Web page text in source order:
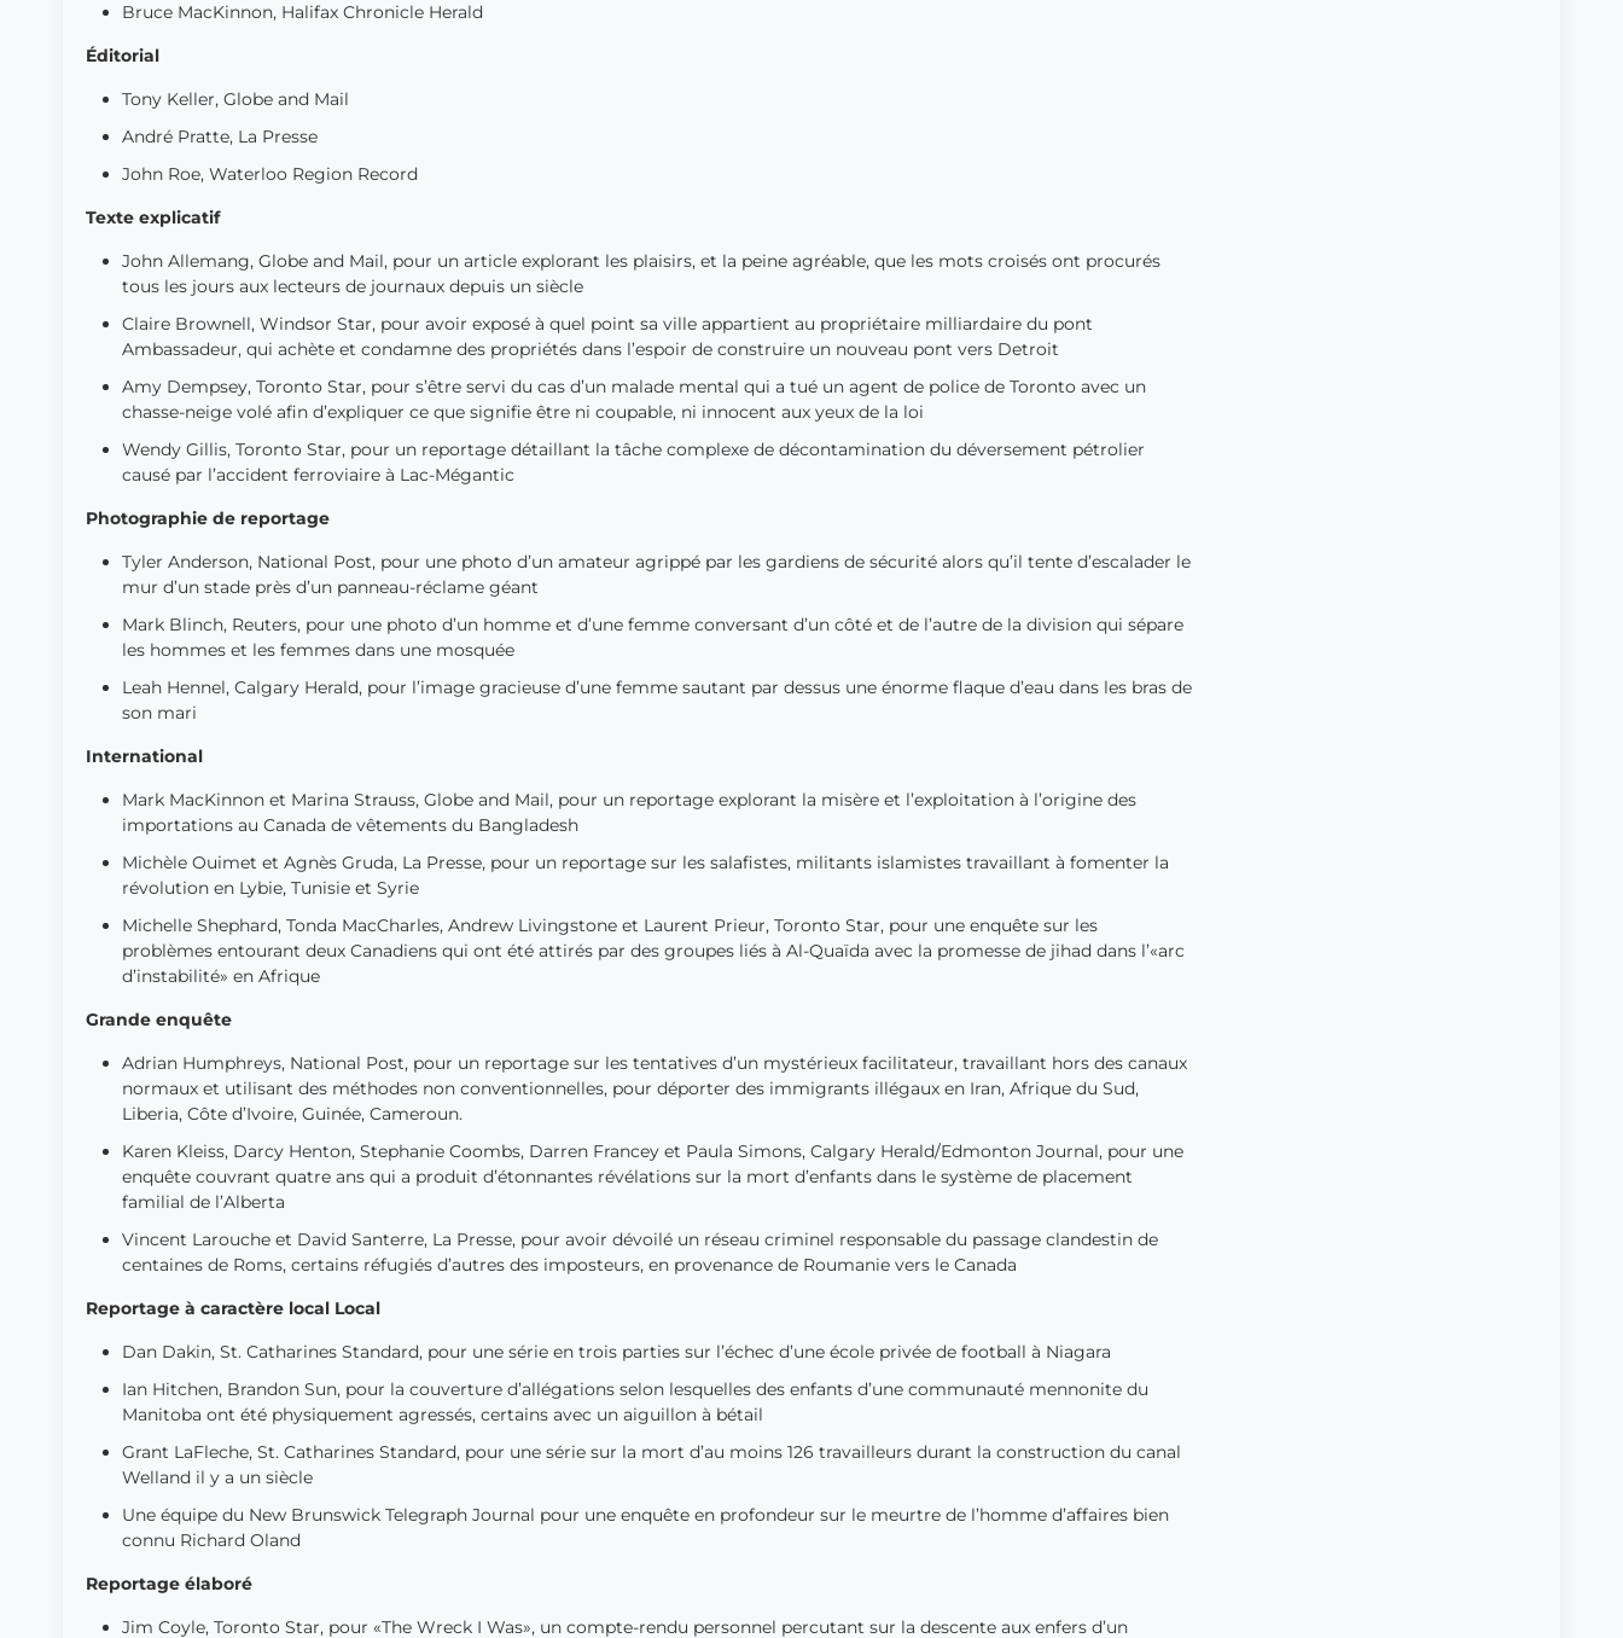
Bruce MacKinnon, Halifax Chronicle Herald
Éditorial
Tony Keller, Globe and Mail
André Pratte, La Presse
John Roe, Waterloo Region Record
Texte explicatif
John Allemang, Globe and Mail, pour un article explorant les plaisirs, et la peine agréable, que les mots croisés ont procurés
tous les jours aux lecteurs de journaux depuis un siècle
Claire Brownell, Windsor Star, pour avoir exposé à quel point sa ville appartient au propriétaire milliardaire du pont
Ambassadeur, qui achète et condamne des propriétés dans l’espoir de construire un nouveau pont vers Detroit
Amy Dempsey, Toronto Star, pour s’être servi du cas d’un malade mental qui a tué un agent de police de Toronto avec un
chasse-neige volé afin d’expliquer ce que signifie être ni coupable, ni innocent aux yeux de la loi
Wendy Gillis, Toronto Star, pour un reportage détaillant la tâche complexe de décontamination du déversement pétrolier
causé par l’accident ferroviaire à Lac-Mégantic
Photographie de reportage
Tyler Anderson, National Post, pour une photo d’un amateur agrippé par les gardiens de sécurité alors qu’il tente d’escalader le
mur d’un stade près d’un panneau-réclame géant
Mark Blinch, Reuters, pour une photo d’un homme et d’une femme conversant d’un côté et de l’autre de la division qui sépare
les hommes et les femmes dans une mosquée
Leah Hennel, Calgary Herald, pour l’image gracieuse d’une femme sautant par dessus une énorme flaque d’eau dans les bras de
son mari
International
Mark MacKinnon et Marina Strauss, Globe and Mail, pour un reportage explorant la misère et l’exploitation à l’origine des
importations au Canada de vêtements du Bangladesh
Michèle Ouimet et Agnès Gruda, La Presse, pour un reportage sur les salafistes, militants islamistes travaillant à fomenter la
révolution en Lybie, Tunisie et Syrie
Michelle Shephard, Tonda MacCharles, Andrew Livingstone et Laurent Prieur, Toronto Star, pour une enquête sur les
problèmes entourant deux Canadiens qui ont été attirés par des groupes liés à Al-Quaïda avec la promesse de jihad dans l’«arc
d’instabilité» en Afrique
Grande enquête
Adrian Humphreys, National Post, pour un reportage sur les tentatives d’un mystérieux facilitateur, travaillant hors des canaux
normaux et utilisant des méthodes non conventionnelles, pour déporter des immigrants illégaux en Iran, Afrique du Sud,
Liberia, Côte d’Ivoire, Guinée, Cameroun.
Karen Kleiss, Darcy Henton, Stephanie Coombs, Darren Francey et Paula Simons, Calgary Herald/Edmonton Journal, pour une
enquête couvrant quatre ans qui a produit d’étonnantes révélations sur la mort d’enfants dans le système de placement
familial de l’Alberta
Vincent Larouche et David Santerre, La Presse, pour avoir dévoilé un réseau criminel responsable du passage clandestin de
centaines de Roms, certains réfugiés d’autres des imposteurs, en provenance de Roumanie vers le Canada
Reportage à caractère local Local
Dan Dakin, St. Catharines Standard, pour une série en trois parties sur l’échec d’une école privée de football à Niagara
Ian Hitchen, Brandon Sun, pour la couverture d’allégations selon lesquelles des enfants d’une communauté mennonite du
Manitoba ont été physiquement agressés, certains avec un aiguillon à bétail
Grant LaFleche, St. Catharines Standard, pour une série sur la mort d’au moins 126 travailleurs durant la construction du canal
Welland il y a un siècle
Une équipe du New Brunswick Telegraph Journal pour une enquête en profondeur sur le meurtre de l’homme d’affaires bien
connu Richard Oland
Reportage élaboré
Jim Coyle, Toronto Star, pour «The Wreck I Was», un compte-rendu personnel percutant sur la descente aux enfers d’un